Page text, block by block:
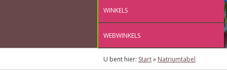
WINKELS
WEBWINKELS
U bent hier: Start» Natriumtabel